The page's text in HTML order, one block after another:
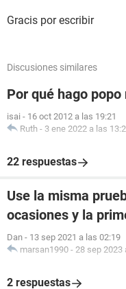
Gracis por escribir
Discusiones similares
Por qué hago
isai - 16 oct 2012 a las 19:21
Ruth - 3 ene 2022 a las
22 respuestas
Use la misma
ocasiones y la
Dan - 13 sep 2021 a las 02:19
marsan1990 - 28 sep 2023
2 respuestas